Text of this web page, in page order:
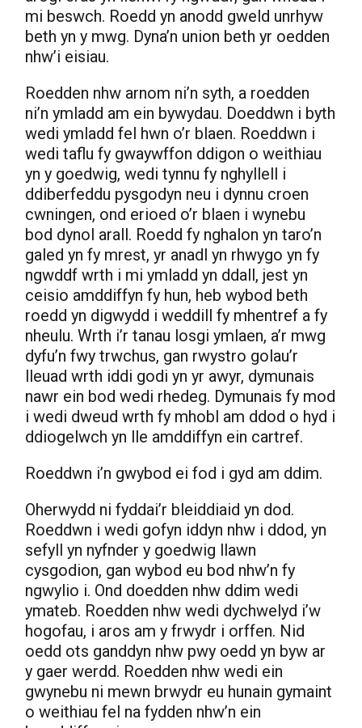
mi beswch. Roedd yn anodd gweld unrhyw
beth yn y mwg. Dyna’n union beth yr oedden
nhw’i eisiau.
Roedden nhw arnom ni’n syth, a roedden
ni’n ymladd am ein bywydau. Doeddwn i byth
wedi ymladd fel hwn o’r blaen. Roeddwn i
wedi taflu fy gwaywffon ddigon o weithiau
yn y goedwig, wedi tynnu fy nghyllell i
ddiberfeddu pysgodyn neu i dynnu croen
cwningen, ond erioed o’r blaen i wynebu
bod dynol arall. Roedd fy nghalon yn taro’n
galed yn fy mrest, yr anadl yn rhwygo yn fy
ngwddf wrth i mi ymladd yn ddall, jest yn
ceisio amddiffyn fy hun, heb wybod beth
roedd yn digwydd i weddill fy mhentref a fy
nheulu. Wrth i’r tanau losgi ymlaen, a’r mwg
dyfu’n fwy trwchus, gan rwystro golau’r
lleuad wrth iddi godi yn yr awyr, dymunais
nawr ein bod wedi rhedeg. Dymunais fy mod
i wedi dweud wrth fy mhobl am ddod o hyd i
ddiogelwch yn lle amddiffyn ein cartref.
Roeddwn i’n gwybod ei fod i gyd am ddim.
Oherwydd ni fyddai’r bleiddiaid yn dod.
Roeddwn i wedi gofyn iddyn nhw i ddod, yn
sefyll yn nyfnder y goedwig llawn
cysgodion, gan wybod eu bod nhw’n fy
ngwylio i. Ond doedden nhw ddim wedi
ymateb. Roedden nhw wedi dychwelyd i’w
hogofau, i aros am y frwydr i orffen. Nid
oedd ots ganddyn nhw pwy oedd yn byw ar
y gaer werdd. Roedden nhw wedi ein
gwynebu ni mewn brwydr eu hunain gymaint
o weithiau fel na fydden nhw’n ein